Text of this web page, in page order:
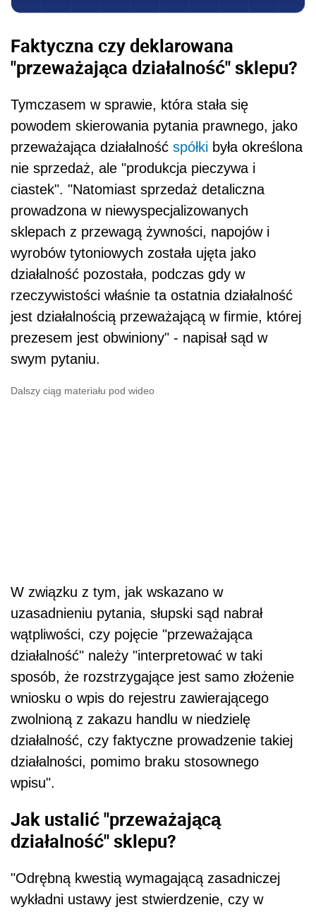
Faktyczna czy deklarowana
"przeważająca działalność" sklepu?
Tymczasem w sprawie, która stała się
powodem skierowania pytania prawnego, jako
przeważająca działalność spółki była określona
nie sprzedaż, ale "produkcja pieczywa i
ciastek". "Natomiast sprzedaż detaliczna
prowadzona w niewyspecjalizowanych
sklepach z przewagą żywności, napojów i
wyrobów tytoniowych została ujęta jako
działalność pozostała, podczas gdy w
rzeczywistości właśnie ta ostatnia działalność
jest działalnością przeważającą w firmie, której
prezesem jest obwiniony" - napisał sąd w
swym pytaniu.
Dalszy ciąg materiału pod wideo
W związku z tym, jak wskazano w
uzasadnieniu pytania, słupski sąd nabrał
wątpliwości, czy pojęcie "przeważająca
działalność" należy "interpretować w taki
sposób, że rozstrzygające jest samo złożenie
wniosku o wpis do rejestru zawierającego
zwolnioną z zakazu handlu w niedzielę
działalność, czy faktyczne prowadzenie takiej
działalności, pomimo braku stosownego
wpisu".
Jak ustalić "przeważającą
działalność" sklepu?
"Odrębną kwestią wymagającą zasadniczej
wykładni ustawy jest stwierdzenie, czy w